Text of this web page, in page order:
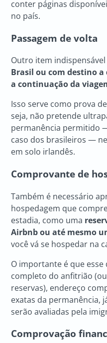
conter páginas
no país.
Passagem de volta
Outro item indispensável
Brasil ou com destino
a continuação da
Isso serve como prova
seja, não pretende
permanência permitido
caso dos brasileiros —
em solo irlandês.
Comprovante de
Também é necessário
hospedagem que
estadia, como uma
Airbnb ou até mesmo
você vá se hospedar na
O importante é que
completo do anfitrião
reservas), endereço
exatas da permanência,
serão avaliadas pela
Comprovação